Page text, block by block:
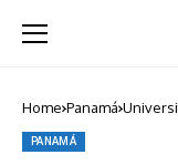
Home Panamá
PANAMÁ